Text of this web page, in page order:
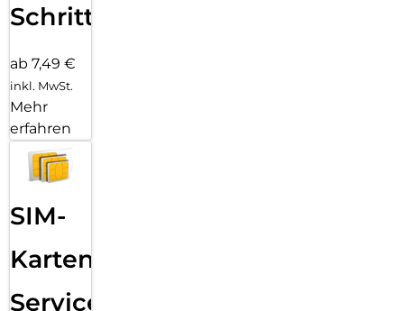
Schritten
ab 7,49 €
inkl. MwSt.
Mehr
erfahren
SIM-
Karten
Service: